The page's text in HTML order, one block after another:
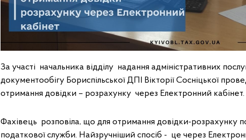
За участі начальника відділу надання адміністративних
документообігу Бориспільської ДПІ Вікторії Сосніцької
отримання довідки – розрахунку через Електронний кабінет.
Фахівець розповіла, що для отримання довідки-розрахунку
податкової служби. Найзручніший спосіб - це через